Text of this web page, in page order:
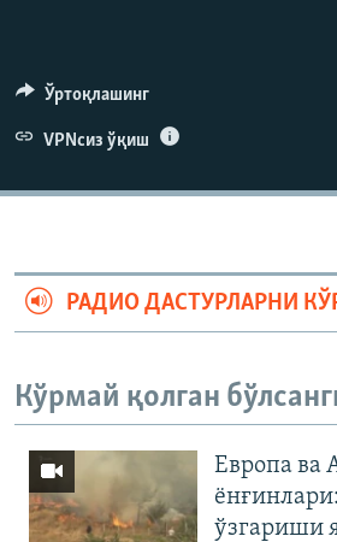
Ўртоқлашинг
VPNсиз ўқиш
РАДИО ДАСТУРЛАРНИ
Кўрмай қолган
Европа ва
ўзгариши